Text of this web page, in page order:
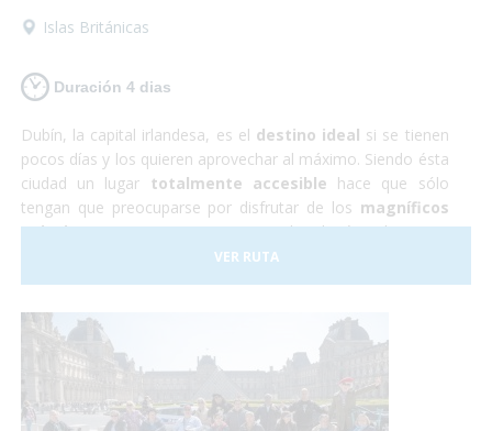
Islas Británicas
Duración 4 dias
Dubín, la capital irlandesa, es el destino ideal si se tienen
pocos días y los quieren aprovechar al máximo. Siendo ésta
ciudad un lugar totalmente accesible hace que sólo
tengan que preocuparse por disfrutar de los magníficos
paisajes y monumentosque te brinda éste hermoso
país. Durante éste viaje a Irlanda tendrás la oportunidad de
conocer los imponentesAcantilados de Moher,
esconde la famosa
VER RUTA